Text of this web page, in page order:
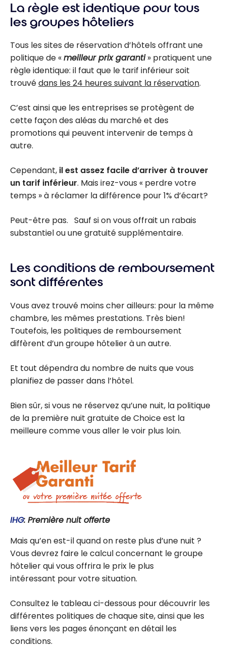
La règle est identique pour tous
les groupes hôteliers
Tous les sites de réservation d’hôtels offrant une
politique de «meilleur prix garanti» pratiquent une
règle identique: il faut que le tarif inférieur soit
trouvédans les 24 heures suivant la réservation.
C’est ainsi que les entreprises se protègent de
cette façon des aléas du marché et des
promotions qui peuvent intervenir de temps à
autre.
Cependant, il est assez facile d’arriver à trouver
un tarif inférieur. Mais irez-vous « perdre votre
temps » à réclamer la différence pour 1% d’écart?
Peut-être pas. Sauf si on vous offrait un rabais
substantiel ou une gratuité supplémentaire.
Les conditions de remboursement
sont différentes
Vous avez trouvé moins cher ailleurs: pour la même
chambre, les mêmes prestations. Très bien!
Toutefois, les politiques de remboursement
diffèrent d’un groupe hôtelier à un autre.
Et tout dépendra du nombre de nuits que vous
planifiez de passer dans l’hôtel.
Bien sûr, si vous ne réservez qu’une nuit, la politique
de la première nuit gratuite de Choice est la
meilleure comme vous aller le voir plus loin.
IHG: Première nuit offerte
Mais qu’en est-il quand on reste plus d’une nuit ?
Vous devrez faire le calcul concernant le groupe
hôtelier qui vous offrira le prix le plus
intéressant pour votre situation.
Consultez le tableau ci-dessous pour découvrir les
différentes politiques de chaque site, ainsi que les
liens vers les pages énonçant en détail les
conditions.